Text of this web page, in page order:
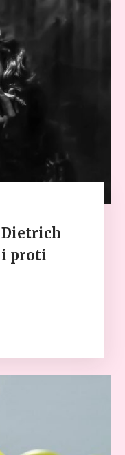
Dietrich
proti